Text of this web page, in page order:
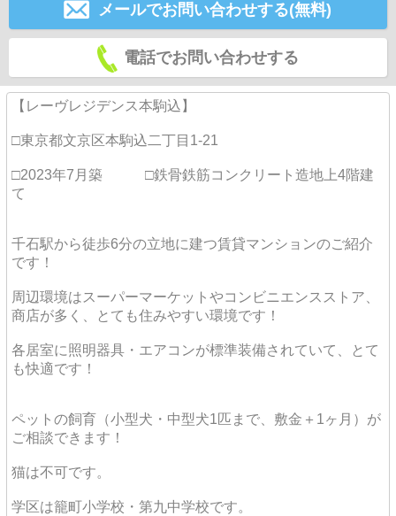
メールでお問い合わせする(無料)
電話でお問い合わせする
【レーヴレジデンス本駒込】
□東京都文京区本駒込二丁目1-21
□2023年7月築 □鉄骨鉄筋コンクリート造地上4階建
て
千石駅から徒歩6分の立地に建つ賃貸マンションのご紹介
です！
周辺環境はスーパーマーケットやコンビニエンスストア、
商店が多く、とても住みやすい環境です！
各居室に照明器具・エアコンが標準装備されていて、とて
も快適です！
ペットの飼育（小型犬・中型犬1匹まで、敷金＋1ヶ月）が
ご相談できます！
猫は不可です。
学区は籠町小学校・第九中学校です。